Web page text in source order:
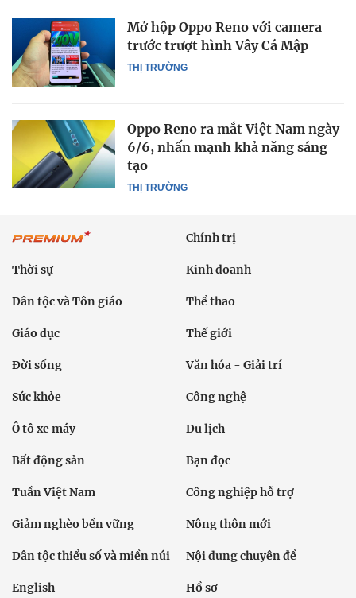
THỊ TRƯỜNG
Mở hộp Oppo Reno với camera
trước trượt hình Vây Cá Mập
THỊ TRƯỜNG
Oppo Reno ra mắt Việt Nam ngày
6/6, nhấn mạnh khả năng sáng
tạo
Chính trị
Thời sự Kinh doanh
Dân tộc và Tôn giáo Thể thao
Giáo dục Thế giới
Đời sống Văn hóa - Giải trí
Sức khỏe Công nghệ
Ô tô xe máy Du lịch
Bất động sản Bạn đọc
Tuần Việt Nam Công nghiệp hỗ trợ
Giảm nghèo bền vững Nông thôn mới
Dân tộc thiểu số và miền núi Nội dung chuyên đề
English Hồ sơ